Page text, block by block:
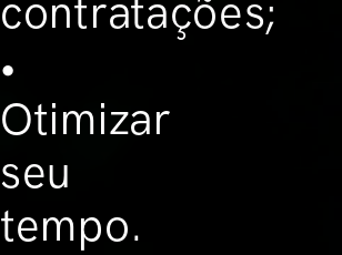
contratações;
•
Otimizar
seu
tempo.